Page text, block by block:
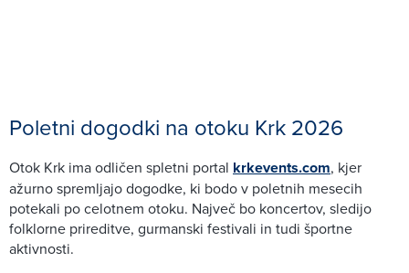
Poletni dogodki na otoku Krk 2026
Otok Krk ima odličen spletni portal krkevents.com, kjer
ažurno spremljajo dogodke, ki bodo v poletnih mesecih
potekali po celotnem otoku. Največ bo koncertov, sledijo
folklorne prireditve, gurmanski festivali in tudi športne
aktivnosti.